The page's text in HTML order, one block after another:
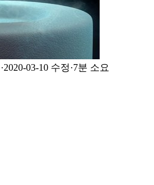
·2020-03-10 수정·7분 소요